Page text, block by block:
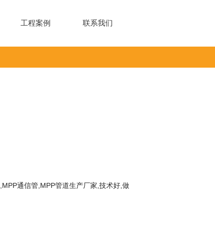
工程案例 联系我们
,MPP通信管,MPP管道生产厂家,技术好,做